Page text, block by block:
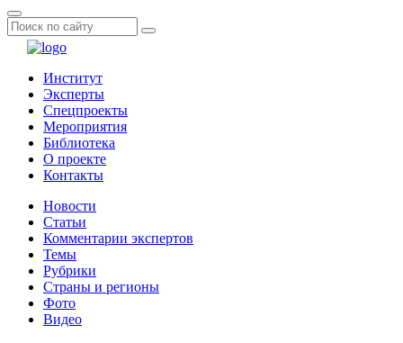
Институт
Эксперты
Спецпроекты
Мероприятия
Библиотека
О проекте
Контакты
Новости
Статьи
Комментарии экспертов
Темы
Рубрики
Страны и регионы
Фото
Видео